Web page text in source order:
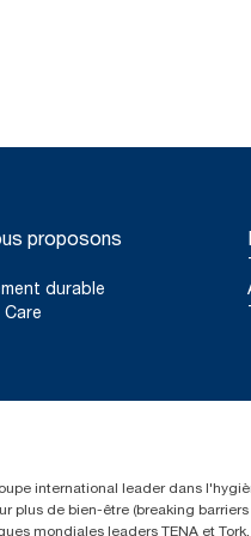
proposons
durable
Care
international leader dans
plus de bien-être (breaking
mondiales leaders TENA et